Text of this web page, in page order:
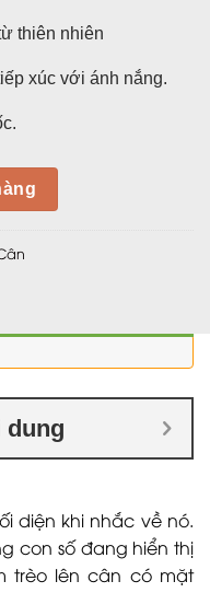
thiên nhiên
xúc với ánh nắng.
hiệu quả hộp 2 lọ A &
dung
diện khi nhắc về nó.
con số đang hiển thị
trèo lên cân có mặt